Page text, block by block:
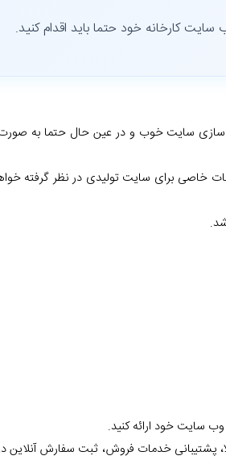
کارخانه خود حتما باید اقدام کنید.
سازی سایت خوب و در عین حال حتما به
خاصی برای سایت تولیدی در نظر گرفته
سایت خود ارائه کنید.
پشتیبانی خدمات فروش، ثبت سفارش